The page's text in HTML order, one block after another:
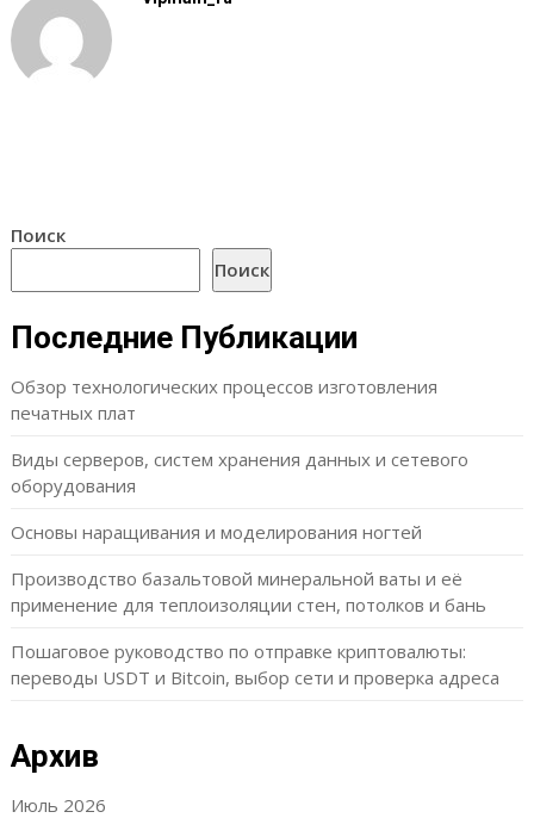
Поиск
Поиск
Последние Публикации
Обзор технологических процессов изготовления
печатных плат
Виды серверов, систем хранения данных и сетевого
оборудования
Основы наращивания и моделирования ногтей
Производство базальтовой минеральной ваты и её
применение для теплоизоляции стен, потолков и бань
Пошаговое руководство по отправке криптовалюты:
переводы USDT и Bitcoin, выбор сети и проверка адреса
Архив
Июль 2026